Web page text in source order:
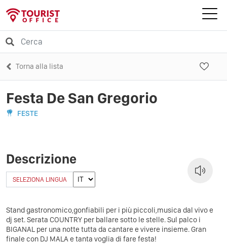
Torna alla lista
Festa De San Gregorio
FESTE
Descrizione
SELEZIONA LINGUA
Stand gastronomico,gonfiabili per i più piccoli,musica dal vivo e
dj set. Serata COUNTRY per ballare sotto le stelle. Sul palco i
BIGANAL per una notte tutta da cantare e vivere insieme. Gran
finale con DJ MALA e tanta voglia di fare festa!